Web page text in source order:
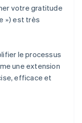
votre gratitude
») est très
le processus
une extension
efficace et